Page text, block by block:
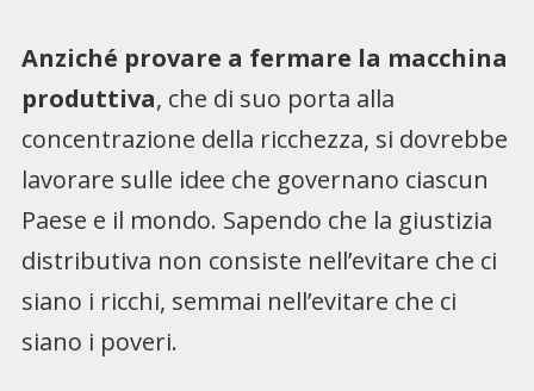
Anziché provare a fermare la macchina
produttiva, che di suo porta alla
concentrazione della ricchezza, si dovrebbe
lavorare sulle idee che governano ciascun
Paese e il mondo. Sapendo che la giustizia
distributiva non consiste nell’evitare che ci
siano i ricchi, semmai nell’evitare che ci
siano i poveri.